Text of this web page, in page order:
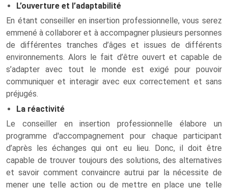
L’ouverture et l’adaptabilité
En étant conseiller en insertion professionnelle, vous serez
emmené à collaborer et à accompagner plusieurs personnes
de différentes tranches d’âges et issues de différents
environnements. Alors le fait d’être ouvert et capable de
s’adapter avec tout le monde est exigé pour pouvoir
communiquer et interagir avec eux correctement et sans
préjugés.
La réactivité
Le conseiller en insertion professionnelle élabore un
programme d'accompagnement pour chaque participant
d’après les échanges qui ont eu lieu. Donc, il doit être
capable de trouver toujours des solutions, des alternatives
et savoir comment convaincre autrui par la nécessite de
mener une telle action ou de mettre en place une telle